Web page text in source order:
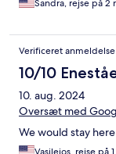
Sandra, rejse på
Verificeret anmeldelse
10/10
10. aug. 2024
Oversæt med
We would stay